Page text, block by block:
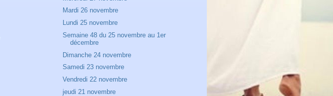
Mardi 26 novembre
Lundi 25 novembre
Semaine 48 du 25 novembre au 1er
décembre
Dimanche 24 novembre
Samedi 23 novembre
Vendredi 22 novembre
jeudi 21 novembre